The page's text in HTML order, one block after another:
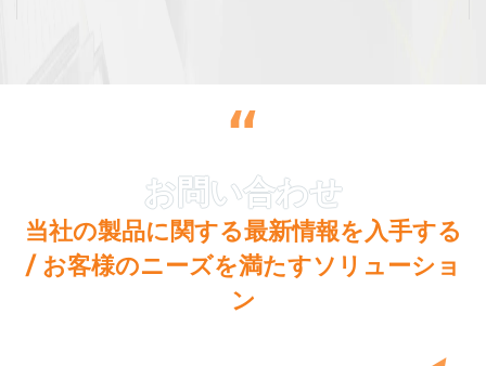
“
当社の製品に関する最新情報を入手する
/ お客様のニーズを満たすソリューショ
ン